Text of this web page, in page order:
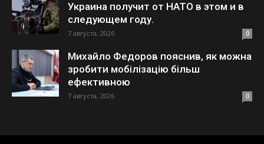
Украина получит от НАТО в этом и в
следующем году.
7 августа, 2026 0
Михайло Федоров пояснив, як можна
зробити мобілізацію більш
ефективною
7 августа, 2026 0